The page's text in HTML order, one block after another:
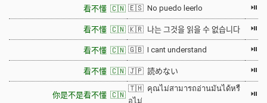
看不懂 🇨🇳 🇪🇸 No puedo leerlo ⏯
看不懂 🇨🇳 🇰🇷 나는 그것을 읽을 수 없습니다 ⏯
看不懂 🇨🇳 🇬🇧 I cant understand ⏯
看不懂 🇨🇳 🇯🇵 読めない ⏯
你是不是看不懂 🇨🇳
🇹🇭 คุณไม่สามารถอ่านมันได้หรื
อไม่
⏯